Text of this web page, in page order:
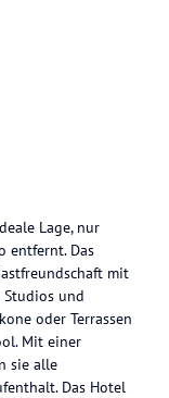
Lage, nur
entfernt. Das
mit
und
oder Terrassen
Mit einer
sie alle
Das Hotel